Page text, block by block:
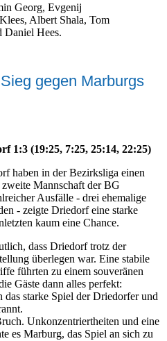
Georg, Evgenij
Albert Shala, Tom
Daniel Hees.
gegen Marburgs
1:3 (19:25, 7:25, 25:14, 22:25)
haben in der Bezirksliga einen
Mannschaft der BG
Ausfälle - drei ehemalige
- zeigte Driedorf eine starke
kaum eine Chance.
dass Driedorf trotz der
überlegen war. Eine stabile
führten zu einem souveränen
Gäste dann alles perfekt:
starke Spiel der Driedorfer und
Unkonzentriertheiten und eine
es Marburg, das Spiel an sich zu